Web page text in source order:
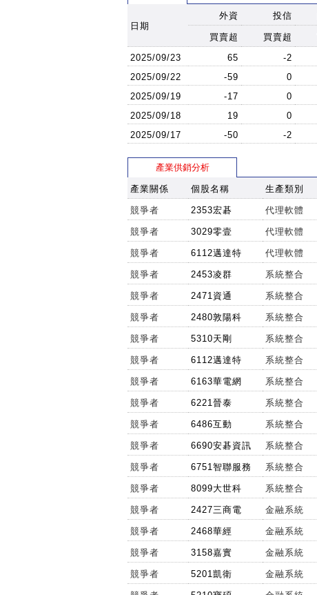
日期
外資 投信
買賣超 買賣超
2025/09/23
65 -2
2025/09/22
-59 0
2025/09/19
-17 0
2025/09/18
19 0
2025/09/17
-50 -2
產業供銷分析
產業關係 個股名稱 生產類別
競爭者 2353宏碁 代理軟體
競爭者 3029零壹 代理軟體
競爭者 6112邁達特 代理軟體
競爭者 2453凌群 系統整合
競爭者 2471資通 系統整合
競爭者 2480敦陽科 系統整合
競爭者 5310天剛 系統整合
競爭者 6112邁達特 系統整合
競爭者 6163華電網 系統整合
競爭者 6221晉泰 系統整合
競爭者 6486互動 系統整合
競爭者 6690安碁資訊 系統整合
競爭者 6751智聯服務 系統整合
競爭者 8099大世科 系統整合
競爭者 2427三商電 金融系統
競爭者 2468華經 金融系統
競爭者 3158嘉實 金融系統
競爭者 5201凱衛 金融系統